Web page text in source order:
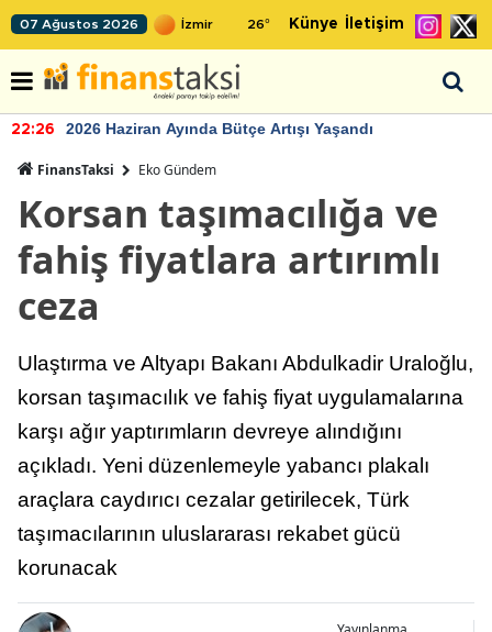
07 Ağustos 2026 26° Künye İletişim
22:26 2026 Haziran Ayında Bütçe Artışı Yaşandı
FinansTaksi Eko Gündem
Korsan taşımacılığa ve
fahiş fiyatlara artırımlı
ceza
Ulaştırma ve Altyapı Bakanı Abdulkadir Uraloğlu,
korsan taşımacılık ve fahiş fiyat uygulamalarına
karşı ağır yaptırımların devreye alındığını
açıkladı. Yeni düzenlemeyle yabancı plakalı
araçlara caydırıcı cezalar getirilecek, Türk
taşımacılarının uluslararası rekabet gücü
korunacak